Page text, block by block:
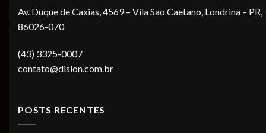
Av. Duque de Caxias, 4569 – Vila Sao Caetano, Londrina – PR,
86026-070
(43) 3325-0007
contato@dislon.com.br
POSTS RECENTES